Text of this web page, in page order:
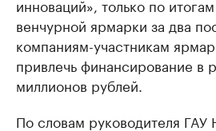
инноваций», только по
венчурной ярмарки за два
компаниям-участникам
привлечь финансирование в
миллионов рублей.
По словам руководителя